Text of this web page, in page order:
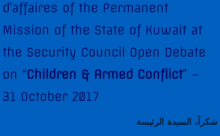
Diplomatic Staff
Kuwait in the Security Council
Security Council Statements
Security Council Statements - 2017
d'affaires of the Permanent
Mission of the State of Kuwait at
the Security Council Open Debate
on “Children & Armed Conflict” –
31 October 2017
شكراً، السيدة الرئيسة